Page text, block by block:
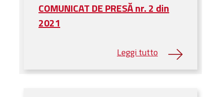
COMUNICAT DE PRESĂ nr. 2 din
2021